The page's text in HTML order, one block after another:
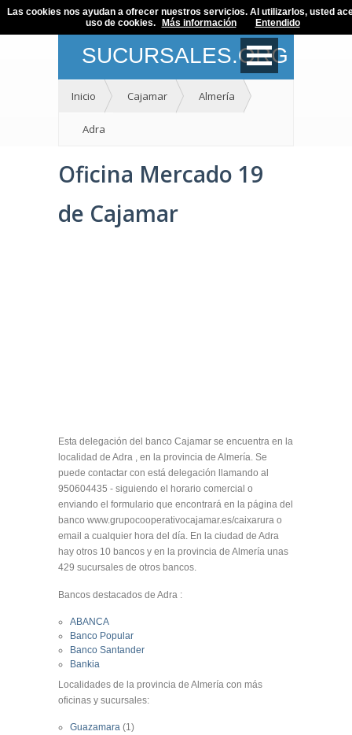
SUCURSALES.ORG
Inicio Cajamar Almería
Adra
Oficina Mercado 19
de Cajamar
Esta delegación del banco Cajamar se encuentra en la
localidad de Adra , en la provincia de Almería. Se
puede contactar con está delegación llamando al
950604435 - siguiendo el horario comercial o
enviando el formulario que encontrará en la página del
banco www.grupocooperativocajamar.es/caixarura o
email a cualquier hora del día. En la ciudad de Adra
hay otros 10 bancos y en la provincia de Almería unas
429 sucursales de otros bancos.
Bancos destacados de Adra :
ABANCA
Banco Popular
Banco Santander
Bankia
Localidades de la provincia de Almería con más
oficinas y sucursales:
Guazamara (1)
Las cookies nos ayudan a ofrecer nuestros servicios. Al utilizarlos, usted
uso de cookies.
Más información Entendido